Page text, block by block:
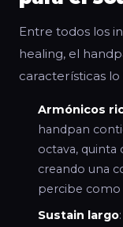
Entre todos los
healing, el
características
Armónicos
handpan
octava, quinta
creando una
percibe como
Sustain largo